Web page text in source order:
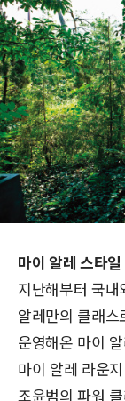
마이 알레 스타일
지난해부터 국
알레만의 클래
운영해온 마이
마이 알레 라운
조윤범의 파워